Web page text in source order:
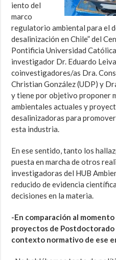
iento del
marco
regulatorio ambiental para el
desalinización en Chile” del
Pontificia Universidad
investigador Dr. Eduardo
coinvestigadores/as Dra.
Christian González (UDP) y
y tiene por objetivo proponer
ambientales actuales y
desalinizadoras para
esta industria.
En ese sentido, tanto los
puesta en marcha de otros
investigadoras del HUB
reducido de evidencia
decisiones en la materia.
-En comparación al
proyectos de Postdoctorado
contexto normativo de ese